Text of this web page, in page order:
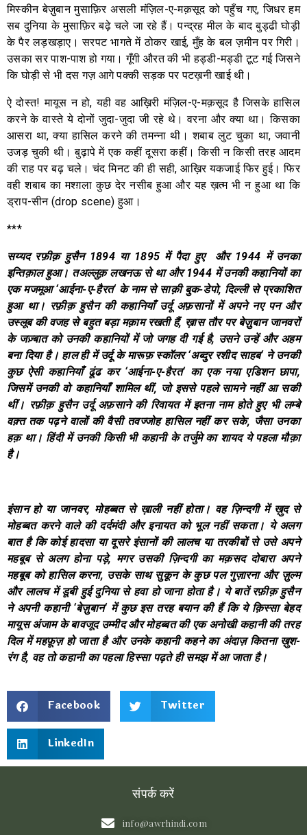
मिस्कीन बेज़ुबान मुसाफ़िर असली मंज़िल-ए-मक़सूद को पहुँच गए, जिधर हम
सब दुनिया के मुसाफ़िर बढ़े चले जा रहे हैं। पन्द्रह मील के बाद बुड्ढी घोड़ी
के पैर लड़खड़ाए। सरपट भागते में ठोकर खाई, मुँह के बल ज़मीन पर गिरी।
उसका सर पाश-पाश हो गया। गूँगी औरत की भी हड्डी-मड्डी टूट गई जिसने
कि घोड़ी से भी दस गज़ आगे पक्की सड़क पर पटख़नी खाई थी।
ऐ दोस्त! मायूस न हो, यही वह आख़िरी मंज़िल-ए-मक़सूद है जिसके हासिल
करने के वास्ते ये दोनों जुदा-जुदा जी रहे थे। वरना और क्या था। किसका
आसरा था, क्या हासिल करने की तमन्ना थी। शबाब लुट चुका था, जवानी
उजड़ चुकी थी। बुढ़ापे में एक कहीं दूसरा कहीं। किसी न किसी तरह आदम
की राह पर बढ़ चले। चंद मिनट की ही सही, आख़िर यकजाई फिर हुई। फिर
वही शबाब का मश्ग़ला कुछ देर नसीब हुआ और यह ख़त्म भी न हुआ था कि
ड्राप-सीन (drop scene) हुआ।
***
सय्यद रफ़ीक़ हुसैन 1894 या 1895 में पैदा हुए और 1944 में उनका
इन्तिक़ाल हुआ। तअल्लुक़ लखनऊ से था और1944 में उनकी कहानियों का
एक मजमूआ‘आईना-ए-हैरत‘ के नाम से साक़ी बुक-डेपो, दिल्ली से प्रकाशित
हुआ था। रफ़ीक़ हुसैन की कहानियाँ उर्दू अफ़सानों में अपने नए पन और
उस्लूब की वजह से बहुत बड़ा मक़ाम रखती हैं, ख़ास तौर पर बेज़ुबान जानवरों
के जज़्बात को उनकी कहानियों में जो जगह दी गई है, उसने उन्हें और अहम
बना दिया है। हाल ही में उर्दू के मारूफ़ स्कॉलर‘अब्दुर रशीद साहब‘ ने उनकी
कुछ ऐसी कहानियाँ ढूंढ कर ‘आईना-ए-हैरत‘ का एक नया एडिशन छापा,
जिसमें उनकी वो कहानियाँ शामिल थीं, जो इससे पहले सामने नहीं आ सकी
थीं। रफ़ीक़ हुसैन उर्दू अफ़साने की रिवायत में इतना नाम होते हुए भी लम्बे
वक़्त तक पढ़ने वालों की वैसी तवज्जोह हासिल नहीं कर सके, जैसा उनका
हक़ था। हिंदी में उनकी किसी भी कहानी के तर्जुमे का शायद ये पहला मौक़ा
है।
इंसान हो या जानवर, मोहब्बत से ख़ाली नहीं होता। वह ज़िन्दगी में ख़ुद से
मोहब्बत करने वाले की दर्दमंदी और इनायत को भूल नहीं सकता। ये अलग
बात है कि कोई हादसा या दूसरे इंसानों की लालच या तरकीबों से उसे अपने
महबूब से अलग होना पड़े, मगर उसकी ज़िन्दगी का मक़सद दोबारा अपने
महबूब को हासिल करना, उसके साथ सुकून के कुछ पल गुज़ारना और ज़ुल्म
और लालच में डूबी हुई दुनिया से हवा हो जाना होता है। ये बातें रफ़ीक़ हुसैन
ने अपनी कहानी ‘बेज़ुबान‘ में कुछ इस तरह बयान की हैं कि ये क़िस्सा बेहद
मायूस अंजाम के बावजूद उम्मीद और मोहब्बत की एक अनोखी कहानी की तरह
दिल में महफ़ूज़ हो जाता है और उनके कहानी कहने का अंदाज़ कितना ख़ुश-
रंग है, वह तो कहानी का पहला हिस्सा पढ़ते ही समझ में आ जाता है।
Facebook Twitter
LinkedIn
संपर्क करें
info@awrhindi.com